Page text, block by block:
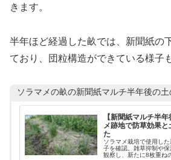
きます。
半年ほど経過した畝では、新聞紙の
ており、団粒構造ができている様子
ソラマメの畝の新聞紙マルチ半年後の
【新聞紙マルチ半
メ跡地で防草効果
た
ソラマメ栽培で使用し
子を確認。雑草抑制や
観察し、新たに8枚重ね